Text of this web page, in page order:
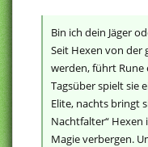
Bin ich dein Jäger
Seit Hexen von der
werden, führt Rune
Tagsüber spielt sie
Elite, nachts bringt
Nachtfalter“ Hexen
Magie verbergen.